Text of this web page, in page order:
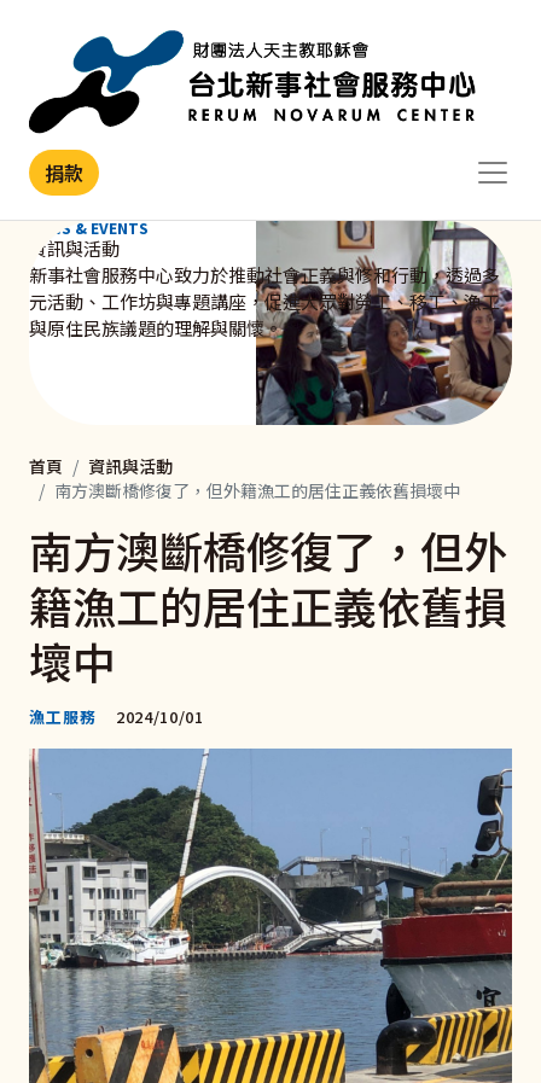
捐款
NEWS & EVENTS
資訊與活動
新事社會服務中心致力於推動社會正義與修和行動，透過多
元活動、工作坊與專題講座，促進大眾對勞工、移工、漁工
與原住民族議題的理解與關懷。
首頁
資訊與活動
南方澳斷橋修復了，但外籍漁工的居住正義依舊損壞中
南方澳斷橋修復了，但外
籍漁工的居住正義依舊損
壞中
漁工服務 2024/10/01